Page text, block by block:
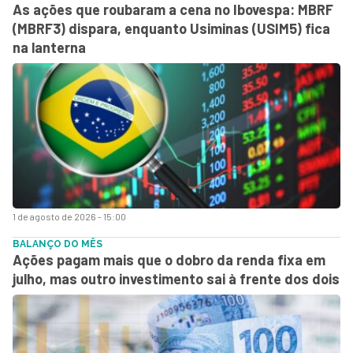
1 de agosto de 2026 - 15:00
As ações que roubaram a cena no Ibovespa: MBRF
(MBRF3) dispara, enquanto Usiminas (USIM5) fica
na lanterna
BALANÇO DO MÊS
Ações pagam mais que o dobro da renda fixa em
julho, mas outro investimento sai à frente dos dois